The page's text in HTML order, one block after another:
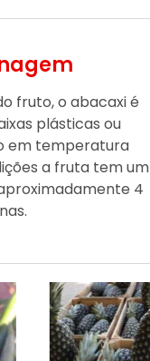
fruto, o abacaxi é
plásticas ou
em temperatura
a fruta tem um
4